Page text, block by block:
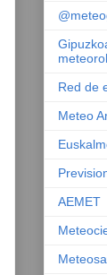
Red de
Meteo
AEMET